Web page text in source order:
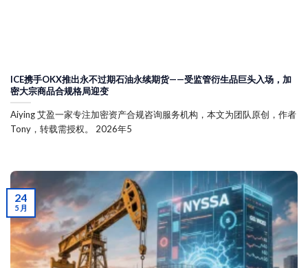
ICE携手OKX推出永不过期石油永续期货——受监管衍生品巨头入场，加
密大宗商品合规格局迎变
Aiying 艾盈一家专注加密资产合规咨询服务机构，本文为团队原创，作者
Tony，转载需授权。 2026年5
24
5 月